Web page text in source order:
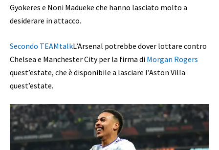
Gyokeres e Noni Madueke che hanno lasciato molto a
desiderare in attacco.
Secondo TEAMtalkL’Arsenal potrebbe dover lottare contro
Chelsea e Manchester City per la firma di Morgan Rogers
quest’estate, che è disponibile a lasciare l’Aston Villa
quest’estate.